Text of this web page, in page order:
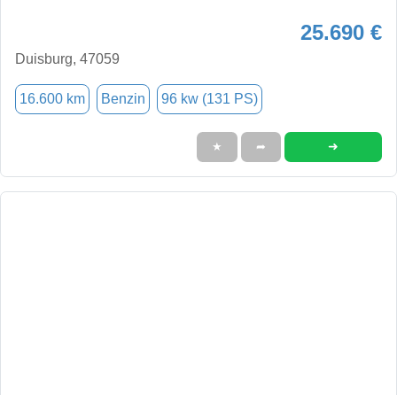
25.690 €
Duisburg, 47059
16.600 km Benzin 96 kw (131 PS)
★ ➦ ➜